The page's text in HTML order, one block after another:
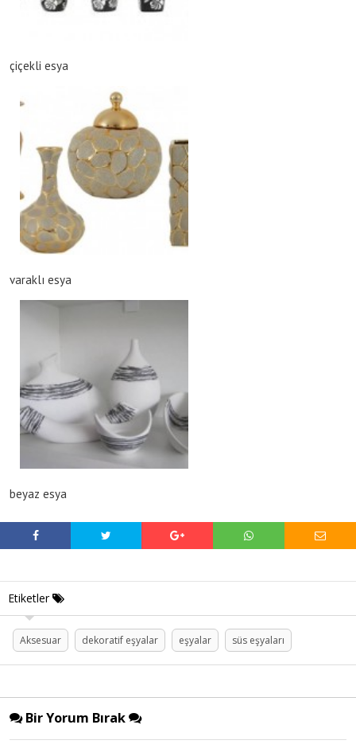
çiçekli esya
varaklı esya
beyaz esya
Etiketler
Aksesuar dekoratif eşyalar eşyalar süs eşyaları
Bir Yorum Bırak